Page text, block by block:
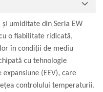
umiditate din Seria EW
o fiabilitate ridicată,
în condiții de mediu
cu tehnologie
(EEV), care
controlului temperaturii.